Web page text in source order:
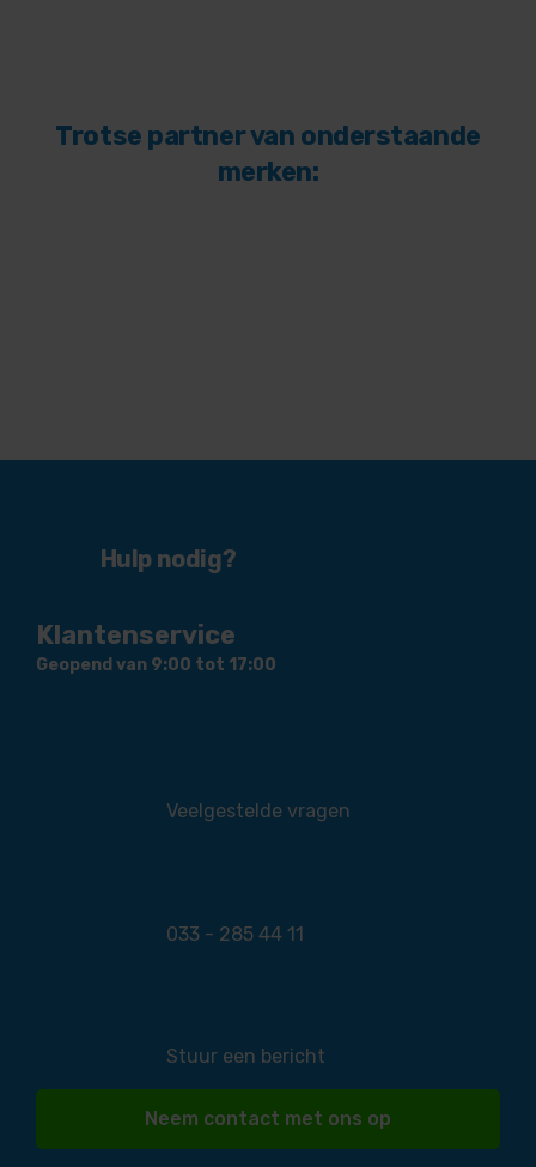
Trotse partner van onderstaande
merken:
Hulp nodig?
Klantenservice
Geopend van 9:00 tot 17:00
Veelgestelde vragen
033 - 285 44 11
Stuur een bericht
Neem contact met ons op